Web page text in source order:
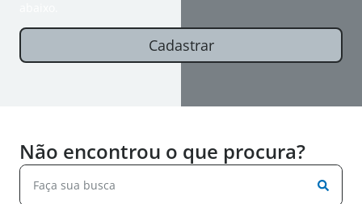
Cadastrar
Não encontrou o que procura?